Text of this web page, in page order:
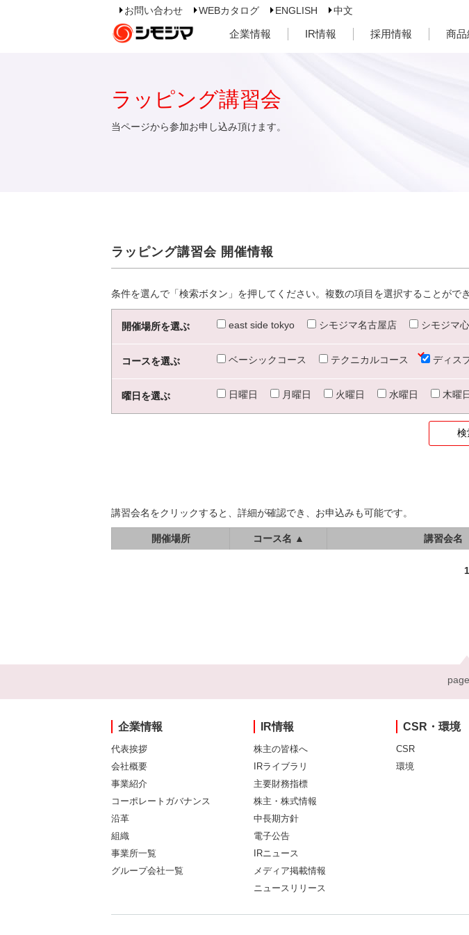
お問い合わせ WEBカタログ ENGLISH 中文
企業情報 IR情報 採用情報 商品
ラッピング講習会
当ページから参加お申し込み頂けます。
ラッピング講習会 開催情報
条件を選んで「検索ボタン」を押してください。複数の項目を選択することができ
開催場所を選ぶ east side tokyo シモジマ名古屋店 シモジマ
コースを選ぶ ベーシックコース テクニカルコース ディス
曜日を選ぶ 日曜日 月曜日 火曜日 水曜日 木曜
講習会名をクリックすると、詳細が確認でき、お申込みも可能です。
開催場所 コース名 ▲ 講習会名
1
企業情報
代表挨拶
会社概要
事業紹介
コーポレートガバナンス
沿革
組織
事業所一覧
グループ会社一覧
IR情報
株主の皆様へ
IRライブラリ
主要財務指標
株主・株式情報
中長期方針
電子公告
IRニュース
メディア掲載情報
ニュースリリース
CSR・環境
CSR
環境